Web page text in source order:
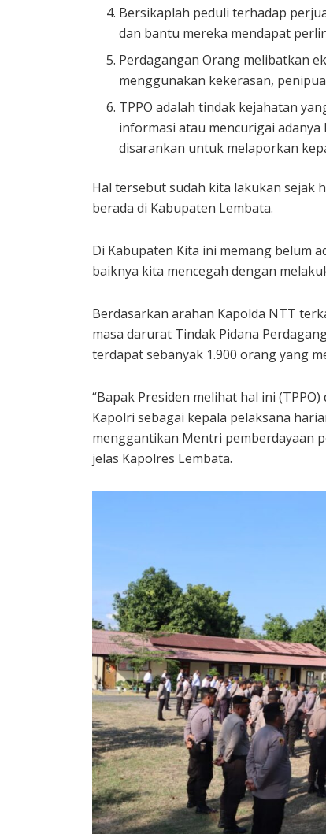
Bersikaplah peduli terhadap
dan bantu mereka mendapat
Perdagangan Orang melibatkan
menggunakan kekerasan,
TPPO adalah tindak kejahatan
informasi atau mencurigai adanya
disarankan untuk melaporkan
Hal tersebut sudah kita lakukan sejak
berada di Kabupaten Lembata.
Di Kabupaten Kita ini memang belum
baiknya kita mencegah dengan
Berdasarkan arahan Kapolda NTT
masa darurat Tindak Pidana
terdapat sebanyak 1.900 orang yang
“Bapak Presiden melihat hal ini
Kapolri sebagai kepala pelaksana
menggantikan Mentri pemberdayaan
jelas Kapolres Lembata.